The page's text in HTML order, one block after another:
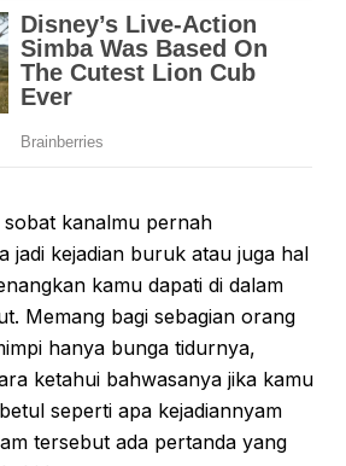
kanalmu pernah
jadi kejadian buruk atau juga hal
kamu dapati di dalam
Memang bagi sebagian orang
hanya bunga tidurnya,
ketahui bahwasanya jika kamu
seperti apa kejadiannyam
tersebut ada pertanda yang